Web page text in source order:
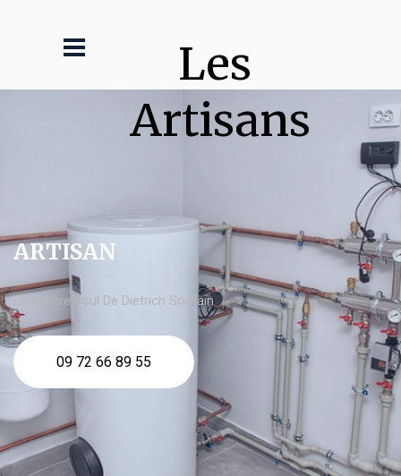
Les
Artisans
ARTISAN
chaudière fioul De Dietrich Somain
09 72 66 89 55